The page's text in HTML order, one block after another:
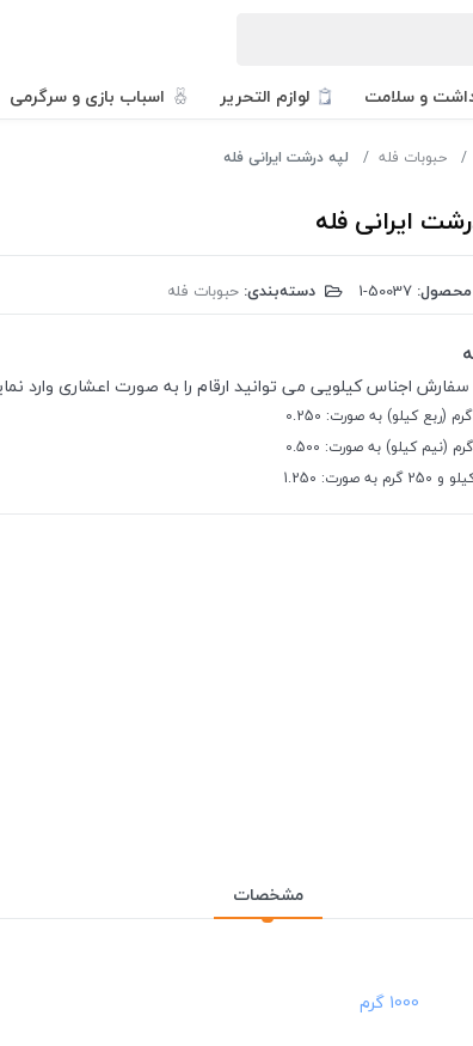
و سلامت لوازم التحریر اسباب بازی و سرگرمی
حبوبات فله لپه درشت ایرانی فله
ایرانی فله
دسته‌بندی: حبوبات فله
سفارش اجناس کیلویی می توانید ارقام را به صورت اعشاری وارد
به صورت: 1.250
مشخصات
‎1000 گرم